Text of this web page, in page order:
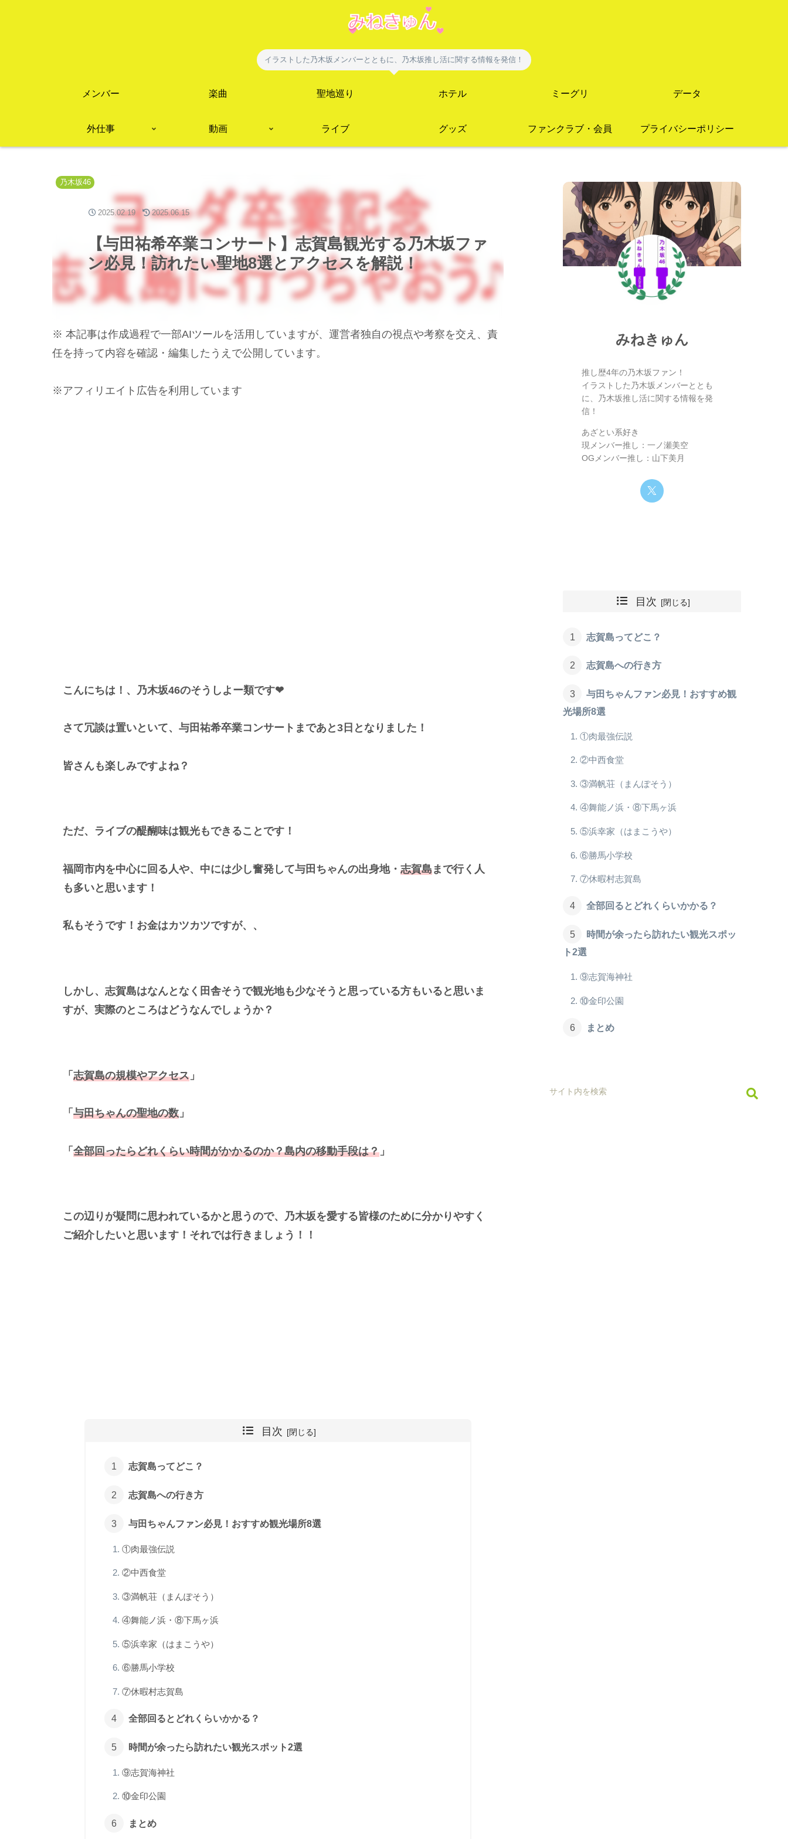
イラストした乃木坂メンバーとともに、乃木坂推し活に関する情報を発信！
メンバー 楽曲 聖地巡り ホテル ミーグリ データ
外仕事 動画 ライブ グッズ ファンクラブ・会員 プライバシーポリシー
【与田祐希卒業コンサート】志賀島観光する乃木坂ファ
ン必見！訪れたい聖地8選とアクセスを解説！
乃木坂46
2025.02.19 2025.06.15
※ 本記事は作成過程で一部AIツールを活用していますが、運営者独自の視点や考察を交え、責
任を持って内容を確認・編集したうえで公開しています。
※アフィリエイト広告を利用しています
こんにちは！、乃木坂46のそうしよー類です❤
さて冗談は置いといて、与田祐希卒業コンサートまであと3日となりました！
皆さんも楽しみですよね？
ただ、ライブの醍醐味は観光もできることです！
福岡市内を中心に回る人や、中には少し奮発して与田ちゃんの出身地・ 志賀島まで行く人
も多いと思います！
私もそうです！お金はカツカツですが、、
しかし、志賀島はなんとなく田舎そうで観光地も少なそうと思っている方もいると思いま
すが、実際のところはどうなんでしょうか？
「 志賀島の規模やアクセス 」
「 与田ちゃんの聖地の数 」
「 全部回ったらどれくらい時間がかかるのか？島内の移動手段は？ 」
この辺りが疑問に思われているかと思うので、乃木坂を愛する皆様のために分かりやすく
ご紹介したいと思います！それでは行きましょう！！
目次
志賀島ってどこ？
志賀島への行き方
与田ちゃんファン必見！おすすめ観光場所8選
①肉最強伝説
②中西食堂
③満帆荘（まんぽそう）
④舞能ノ浜・⑧下馬ヶ浜
⑤浜幸家（はまこうや）
⑥勝馬小学校
⑦休暇村志賀島
全部回るとどれくらいかかる？
時間が余ったら訪れたい観光スポット2選
⑨志賀海神社
⑩金印公園
まとめ
みねきゅん
推し歴4年の乃木坂ファン！
イラストした乃木坂メンバーととも
に、乃木坂推し活に関する情報を発
信！
あざとい系好き
現メンバー推し：一ノ瀬美空
OGメンバー推し：山下美月
目次
志賀島ってどこ？
志賀島への行き方
与田ちゃんファン必見！おすすめ観
光場所8選
①肉最強伝説
②中西食堂
③満帆荘（まんぽそう）
④舞能ノ浜・⑧下馬ヶ浜
⑤浜幸家（はまこうや）
⑥勝馬小学校
⑦休暇村志賀島
全部回るとどれくらいかかる？
時間が余ったら訪れたい観光スポッ
ト2選
⑨志賀海神社
⑩金印公園
まとめ